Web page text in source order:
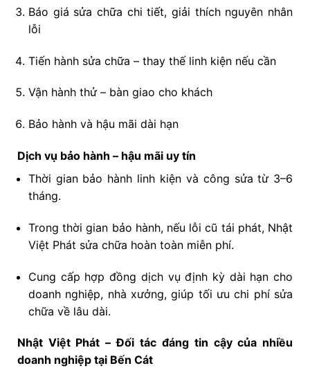
Báo giá sửa chữa chi tiết, giải thích nguyên nhân
lỗi
Tiến hành sửa chữa – thay thế linh kiện nếu cần
Vận hành thử – bàn giao cho khách
Bảo hành và hậu mãi dài hạn
Dịch vụ bảo hành – hậu mãi uy tín
Thời gian bảo hành linh kiện và công sửa từ 3–6
tháng.
Trong thời gian bảo hành, nếu lỗi cũ tái phát, Nhật
Việt Phát sửa chữa hoàn toàn miễn phí.
Cung cấp hợp đồng dịch vụ định kỳ dài hạn cho
doanh nghiệp, nhà xưởng, giúp tối ưu chi phí sửa
chữa về lâu dài.
Nhật Việt Phát – Đối tác đáng tin cậy của nhiều
doanh nghiệp tại Bến Cát